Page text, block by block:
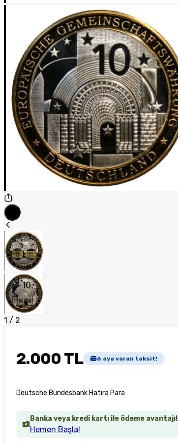
1 / 2
2.000 TL 6 aya varan taksit!
Deutsche Bundesbank Hatıra Para
Banka veya kredi kartı ile ödeme avantajı!
Hemen Başla!